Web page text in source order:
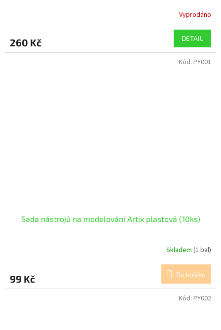
Vyprodáno
260 Kč DETAIL
Sada nástrojů na modelování Artix plastová (10ks)
Skladem (1 bal)
99 Kč Do košíku
Kód: PY001
Kód: PY002